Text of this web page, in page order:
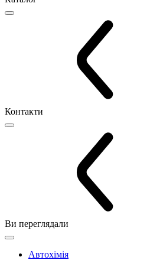
Контакти
Ви переглядали
Автохімія